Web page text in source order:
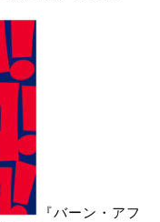
『バーン・アフ